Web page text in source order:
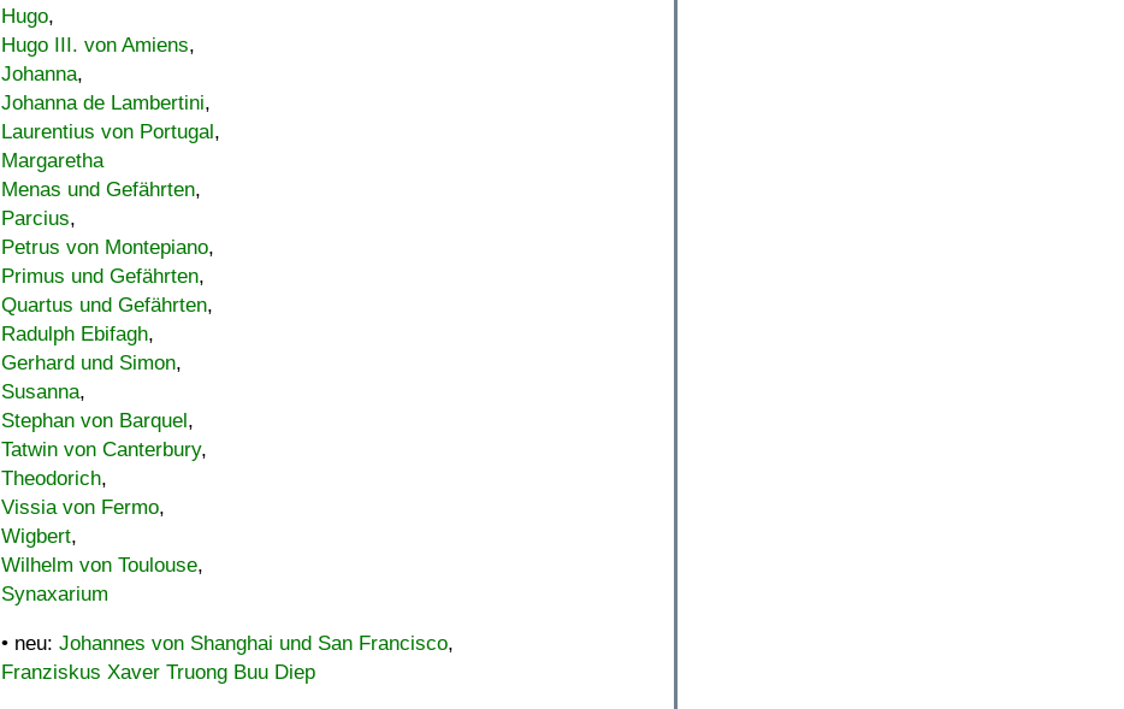
Hugo,
Hugo III. von Amiens,
Johanna,
Johanna de Lambertini,
Laurentius von Portugal,
Margaretha
Menas und Gefährten,
Parcius,
Petrus von Montepiano,
Primus und Gefährten,
Quartus und Gefährten,
Radulph Ebifagh,
Gerhard und Simon,
Susanna,
Stephan von Barquel,
Tatwin von Canterbury,
Theodorich,
Vissia von Fermo,
Wigbert,
Wilhelm von Toulouse,
Synaxarium
• neu: Johannes von Shanghai und San Francisco,
Franziskus Xaver Truong Buu Diep